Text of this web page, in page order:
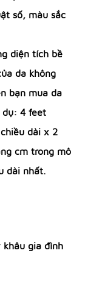
số, màu sắc
diện tích bề
da không
bạn mua da
dụ: 4 feet
dài x 2
cm trong mô
dài nhất.
khâu gia đình